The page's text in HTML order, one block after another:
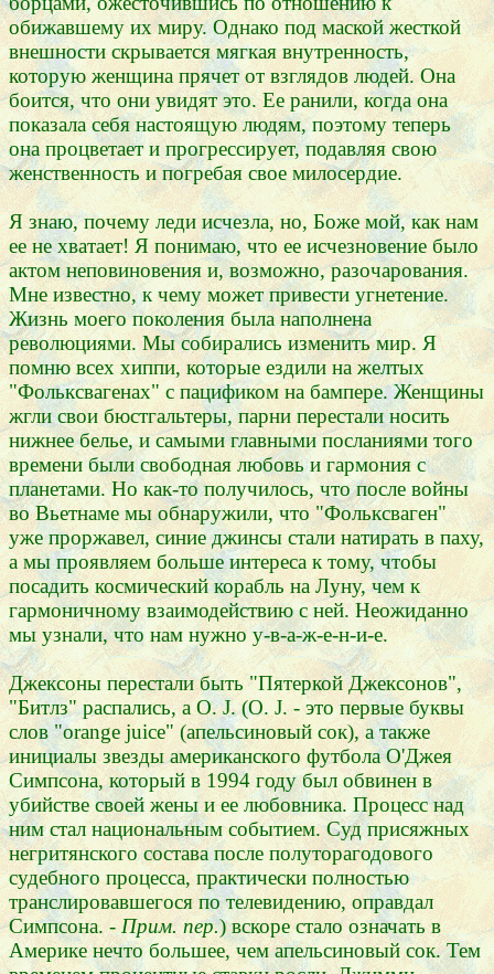
обижавшему их миру. Однако под маской жесткой
внешности скрывается мягкая внутренность,
которую женщина прячет от взглядов людей. Она
боится, что они увидят это. Ее ранили, когда она
показала себя настоящую людям, поэтому теперь
она процветает и прогрессирует, подавляя свою
женственность и погребая свое милосердие.
Я знаю, почему леди исчезла, но, Боже мой, как нам
ее не хватает! Я понимаю, что ее исчезновение было
актом неповиновения и, возможно, разочарования.
Мне известно, к чему может привести угнетение.
Жизнь моего поколения была наполнена
революциями. Мы собирались изменить мир. Я
помню всех хиппи, которые ездили на желтых
"Фольксвагенах" с пацификом на бампере. Женщины
жгли свои бюстгальтеры, парни перестали носить
нижнее белье, и самыми главными посланиями того
времени были свободная любовь и гармония с
планетами. Но как-то получилось, что после войны
во Вьетнаме мы обнаружили, что "Фольксваген"
уже проржавел, синие джинсы стали натирать в паху,
а мы проявляем больше интереса к тому, чтобы
посадить космический корабль на Луну, чем к
гармоничному взаимодействию с ней. Неожиданно
мы узнали, что нам нужно у-в-а-ж-е-н-и-е.
Джексоны перестали быть "Пятеркой Джексонов",
"Битлз" распались, а О. J. (О. J. - это первые буквы
слов "orange juice" (апельсиновый сок), а также
инициалы звезды американского футбола О'Джея
Симпсона, который в 1994 году был обвинен в
убийстве своей жены и ее любовника. Процесс над
ним стал национальным событием. Суд присяжных
негритянского состава после полуторагодового
судебного процесса, практически полностью
транслировавшегося по телевидению, оправдал
Симпсона. - Прим. пер.) вскоре стало означать в
Америке нечто большее, чем апельсиновый сок. Тем